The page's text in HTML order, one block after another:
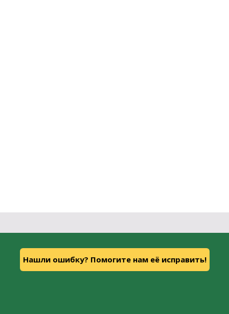
Нашли ошибку? Помогите нам её исправить!